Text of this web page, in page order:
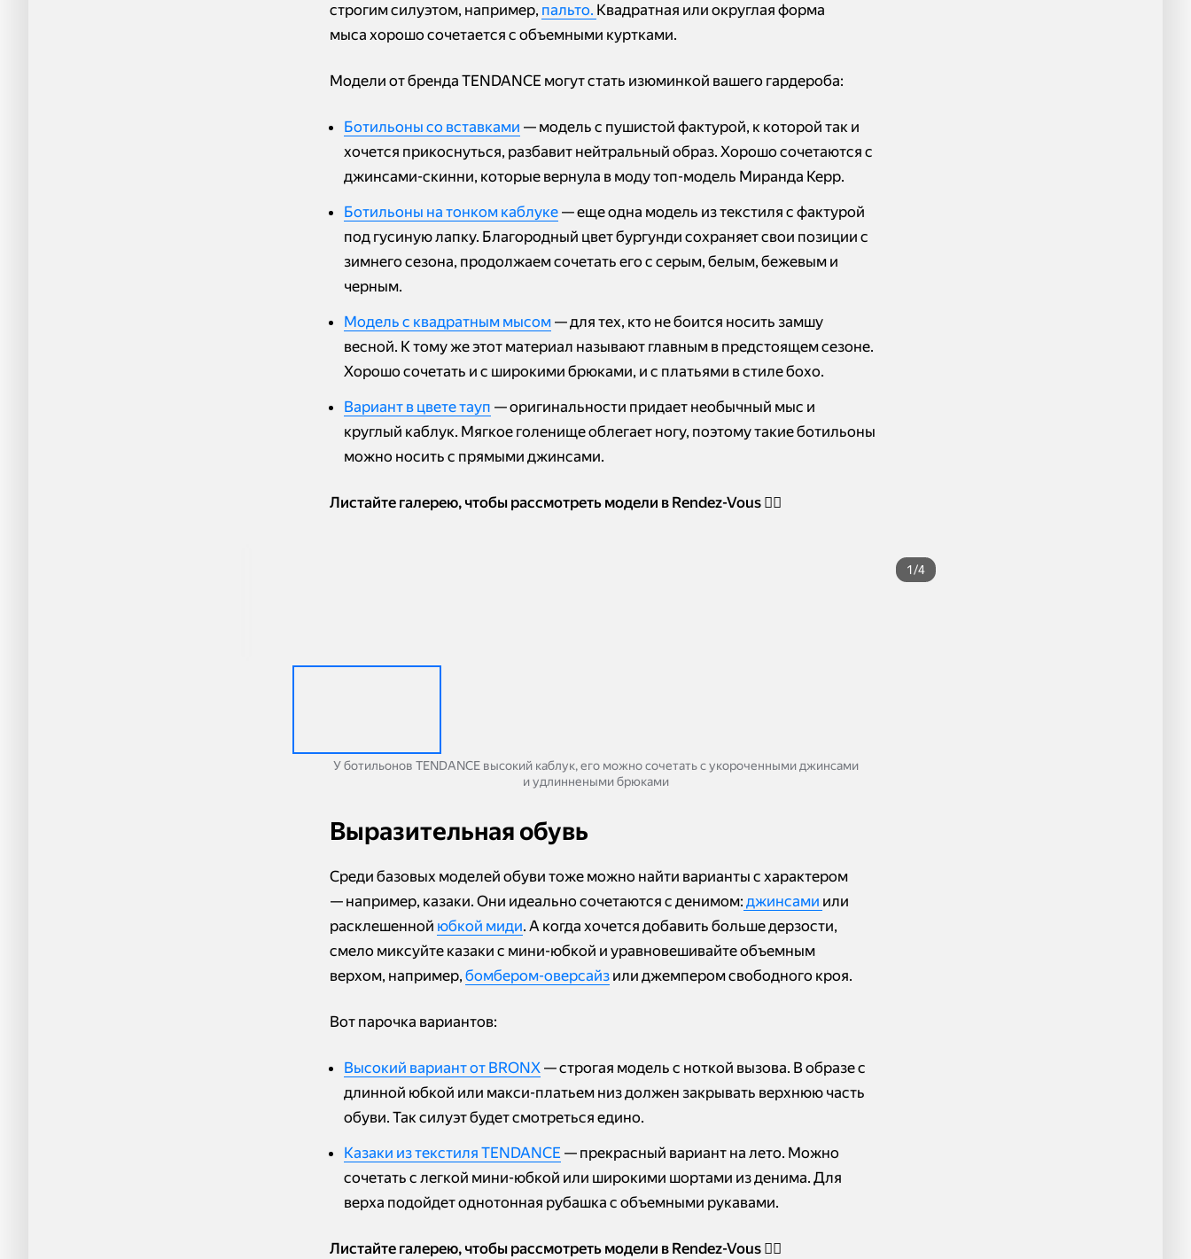
строгим силуэтом, например, пальто. Квадратная или округлая форма
мыса хорошо сочетается с объемными куртками.
Модели от бренда TENDANCE могут стать изюминкой вашего гардероба:
Ботильоны со вставками — модель с пушистой фактурой, к которой так и
хочется прикоснуться, разбавит нейтральный образ. Хорошо сочетаются с
джинсами-скинни, которые вернула в моду топ-модель Миранда Керр.
Ботильоны на тонком каблуке — еще одна модель из текстиля с фактурой
под гусиную лапку. Благородный цвет бургунди сохраняет свои позиции с
зимнего сезона, продолжаем сочетать его с серым, белым, бежевым и
черным.
Модель с квадратным мысом — для тех, кто не боится носить замшу
весной. К тому же этот материал называют главным в предстоящем сезоне.
Хорошо сочетать и с широкими брюками, и с платьями в стиле бохо.
Вариант в цвете тауп — оригинальности придает необычный мыс и
круглый каблук. Мягкое голенище облегает ногу, поэтому такие ботильоны
можно носить с прямыми джинсами.
Листайте галерею, чтобы рассмотреть модели в Rendez-Vous 👇🏻
1/4
У ботильонов TENDANCE высокий каблук, его можно сочетать с укороченными джинсами
и удлиннеными брюками
Выразительная обувь
Среди базовых моделей обуви тоже можно найти варианты с характером
— например, казаки. Они идеально сочетаются с денимом: джинсами или
расклешенной юбкой миди. А когда хочется добавить больше дерзости,
смело миксуйте казаки с мини-юбкой и уравновешивайте объемным
верхом, например, бомбером-оверсайз или джемпером свободного кроя.
Вот парочка вариантов:
Высокий вариант от BRONX — строгая модель с ноткой вызова. В образе с
длинной юбкой или макси-платьем низ должен закрывать верхнюю часть
обуви. Так силуэт будет смотреться едино.
Казаки из текстиля TENDANCE — прекрасный вариант на лето. Можно
сочетать с легкой мини-юбкой или широкими шортами из денима. Для
верха подойдет однотонная рубашка с объемными рукавами.
Листайте галерею, чтобы рассмотреть модели в Rendez-Vous 👇🏻